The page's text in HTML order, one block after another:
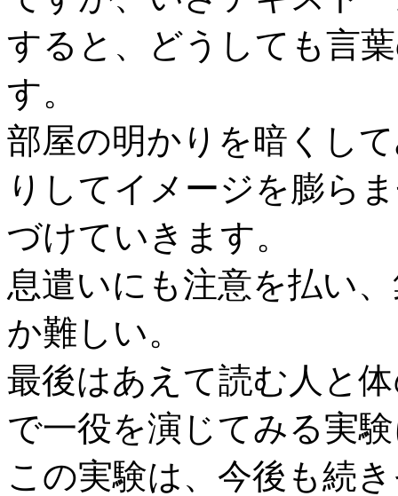
すると、どうしても言
す。
部屋の明かりを暗くし
りしてイメージを膨ら
づけていきます。
息遣いにも注意を払い
か難しい。
最後はあえて読む人と
で一役を演じてみる実
この実験は、今後も続